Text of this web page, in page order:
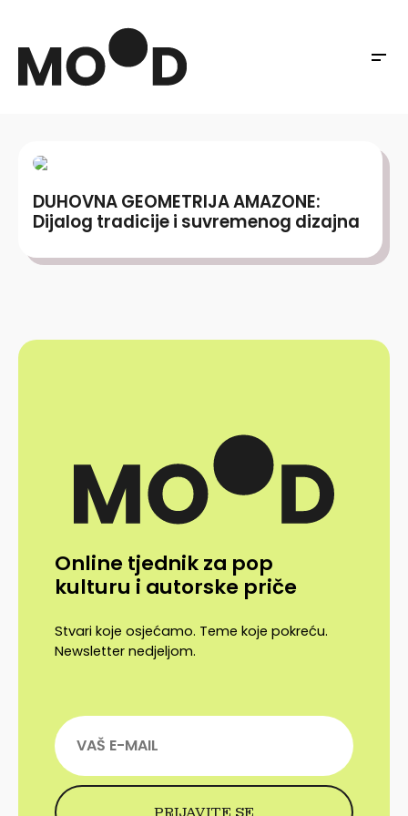
DUHOVNA GEOMETRIJA AMAZONE:
Dijalog tradicije i suvremenog dizajna
Online tjednik za pop
kulturu i autorske priče
Stvari koje osjećamo. Teme koje pokreću.
Newsletter nedjeljom.